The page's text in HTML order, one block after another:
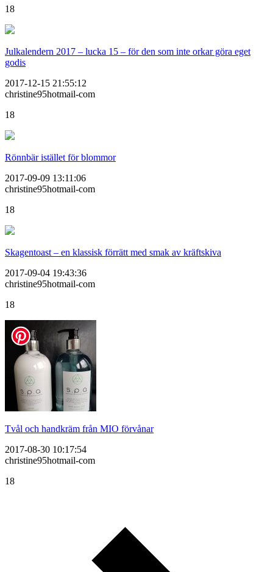
18
Julkalendern 2017 – lucka 15 – för den som inte orkar göra eget
godis
2017-12-15 21:55:12
christine95hotmail-com
18
Rönnbär istället för blommor
2017-09-09 13:11:06
christine95hotmail-com
18
Skagentoast – en klassisk förrätt med smak av kräftskiva
2017-09-04 19:43:36
christine95hotmail-com
18
Tvål och handkräm från MIO förvånar
2017-08-30 10:17:54
christine95hotmail-com
18